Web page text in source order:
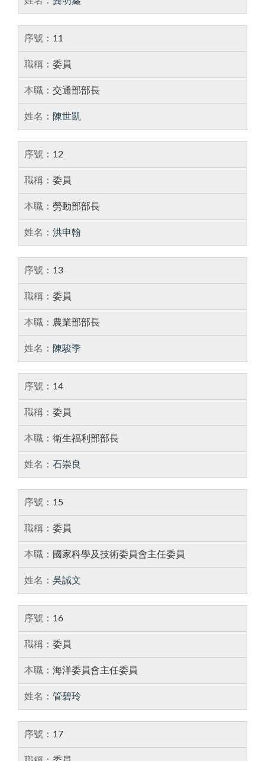
11
委員
交通部部長
陳世凱
12
委員
勞動部部長
洪申翰
13
委員
農業部部長
陳駿季
14
委員
衛生福利部部長
石崇良
15
委員
國家科學及技術委員會主任委員
吳誠文
16
委員
海洋委員會主任委員
管碧玲
17